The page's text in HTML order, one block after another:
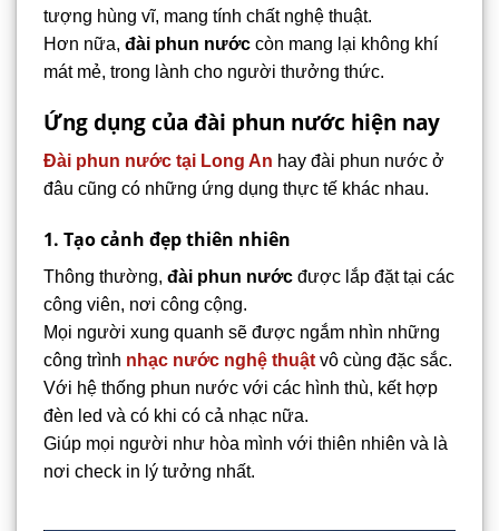
tượng hùng vĩ, mang tính chất nghệ thuật.
Hơn nữa, đài phun nước còn mang lại không khí
mát mẻ, trong lành cho người thưởng thức.
Ứng dụng của đài phun nước hiện nay
Đài phun nước tại Long An hay đài phun nước ở
đâu cũng có những ứng dụng thực tế khác nhau.
1. Tạo cảnh đẹp thiên nhiên
Thông thường, đài phun nước được lắp đặt tại các
công viên, nơi công cộng.
Mọi người xung quanh sẽ được ngắm nhìn những
công trình nhạc nước nghệ thuật vô cùng đặc sắc.
Với hệ thống phun nước với các hình thù, kết hợp
đèn led và có khi có cả nhạc nữa.
Giúp mọi người như hòa mình với thiên nhiên và là
nơi check in lý tưởng nhất.